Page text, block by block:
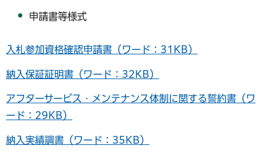
申請書等様式
入札参加資格確認申請書（ワード：31KB）
納入保証証明書（ワード：32KB）
アフターサービス・メンテナンス体制に関する誓約書（ワ
ード：29KB）
納入実績調書（ワード：35KB）